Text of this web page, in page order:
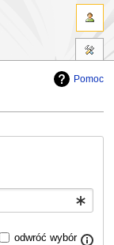
Pomoc
odwróć wybór